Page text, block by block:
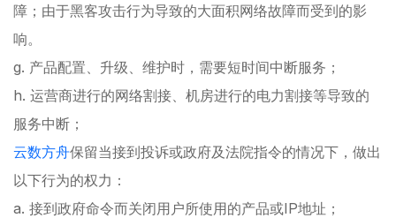
障；由于黑客攻击行为导致的大面积网络故障而受到的影
响。
g. 产品配置、升级、维护时，需要短时间中断服务；
h. 运营商进行的网络割接、机房进行的电力割接等导致的
服务中断；
云数方舟保留当接到投诉或政府及法院指令的情况下，做出
以下行为的权力：
a. 接到政府命令而关闭用户所使用的产品或IP地址；